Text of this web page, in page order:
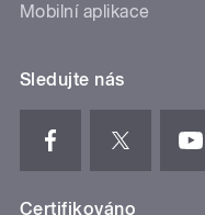
Mobilní aplikace
Sledujte nás
Certifikováno